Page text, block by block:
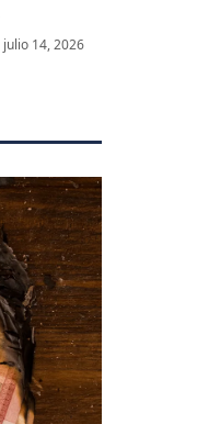
julio 14, 2026